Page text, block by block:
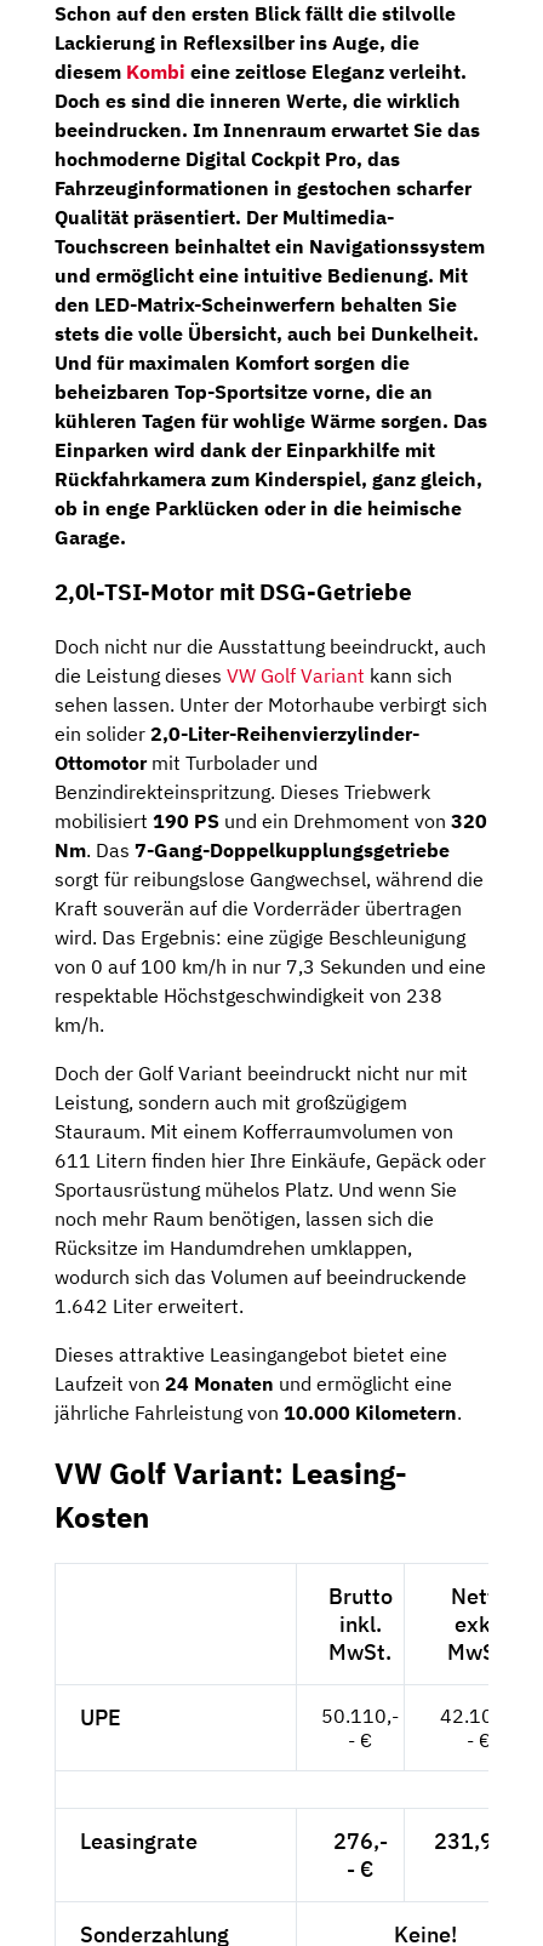
Schon auf den ersten Blick fällt die stilvolle
Lackierung in Reflexsilber ins Auge, die
diesem Kombi eine zeitlose Eleganz verleiht.
Doch es sind die inneren Werte, die wirklich
beeindrucken. Im Innenraum erwartet Sie das
hochmoderne Digital Cockpit Pro, das
Fahrzeuginformationen in gestochen scharfer
Qualität präsentiert. Der Multimedia-
Touchscreen beinhaltet ein Navigationssystem
und ermöglicht eine intuitive Bedienung. Mit
den LED-Matrix-Scheinwerfern behalten Sie
stets die volle Übersicht, auch bei Dunkelheit.
Und für maximalen Komfort sorgen die
beheizbaren Top-Sportsitze vorne, die an
kühleren Tagen für wohlige Wärme sorgen. Das
Einparken wird dank der Einparkhilfe mit
Rückfahrkamera zum Kinderspiel, ganz gleich,
ob in enge Parklücken oder in die heimische
Garage.
2,0l-TSI-Motor mit DSG-Getriebe
Doch nicht nur die Ausstattung beeindruckt, auch
die Leistung dieses VW Golf Variant kann sich
sehen lassen. Unter der Motorhaube verbirgt sich
ein solider 2,0-Liter-Reihenvierzylinder-
Ottomotormit Turbolader und
Benzindirekteinspritzung. Dieses Triebwerk
mobilisiert 190 PS und ein Drehmoment von 320
Nm. Das 7-Gang-Doppelkupplungsgetriebe
sorgt für reibungslose Gangwechsel, während die
Kraft souverän auf die Vorderräder übertragen
wird. Das Ergebnis: eine zügige Beschleunigung
von 0 auf 100 km/h in nur 7,3 Sekunden und eine
respektable Höchstgeschwindigkeit von 238
km/h.
Doch der Golf Variant beeindruckt nicht nur mit
Leistung, sondern auch mit großzügigem
Stauraum. Mit einem Kofferraumvolumen von
611 Litern finden hier Ihre Einkäufe, Gepäck oder
Sportausrüstung mühelos Platz. Und wenn Sie
noch mehr Raum benötigen, lassen sich die
Rücksitze im Handumdrehen umklappen,
wodurch sich das Volumen auf beeindruckende
1.642 Liter erweitert.
Dieses attraktive Leasingangebot bietet eine
Laufzeit von 24 Monaten und ermöglicht eine
jährliche Fahrleistung von 10.000 Kilometern.
VW Golf Variant: Leasing-
Kosten
Brutto
inkl.
MwSt.
Netto
exkl.
MwSt.
UPE
50.110,-
- €
42.109,-
- €
Leasingrate
276,-
- €
231,93 €
Sonderzahlung Keine!